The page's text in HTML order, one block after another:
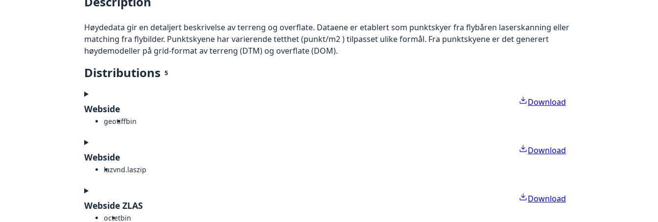
Høydedata gir en detaljert beskrivelse av terreng og overflate. Dataene er etablert som punktskyer fra flybåren laserskanning eller
matching fra flybilder. Punktskyene har varierende tetthet (punkt/m2 ) tilpasset ulike formål. Fra punktskyene er det generert
høydemodeller på grid-format av terreng (DTM) og overflate (DOM).
Distributions 5
Webside
geotiffbin
Download
Webside
lazvnd.laszip
Download
Webside ZLAS
octetbin
Download